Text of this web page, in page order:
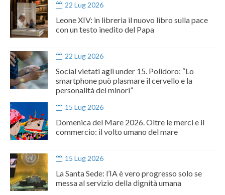
22 Lug 2026
Leone XIV: in libreria il nuovo libro sulla pace
con un testo inedito del Papa
22 Lug 2026
Social vietati agli under 15. Polidoro: “Lo
smartphone può plasmare il cervello e la
personalità dei minori”
15 Lug 2026
Domenica del Mare 2026. Oltre le merci e il
commercio: il volto umano del mare
15 Lug 2026
La Santa Sede: l’IA è vero progresso solo se
messa al servizio della dignità umana